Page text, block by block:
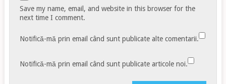
Save my name, email, and website in this browser for the
next time I comment.
Notifică-mă prin email când sunt publicate alte comentarii.
Notifică-mă prin email când sunt publicate articole noi.